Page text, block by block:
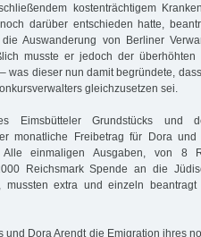
kostenträchtigem
darüber entschieden hatte,
Auswanderung von Berliner
musste er jedoch der überhöhten
was dieser nun damit begründete,
gleichzusetzen sei.
Eimsbütteler Grundstücks und
monatliche Freibetrag für Dora
Alle einmaligen Ausgaben, von 8
Reichsmark Spende an die
mussten extra und einzeln
und Dora Arendt die Emigration ihres